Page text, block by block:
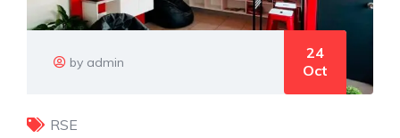
by admin
24
Oct
RSE